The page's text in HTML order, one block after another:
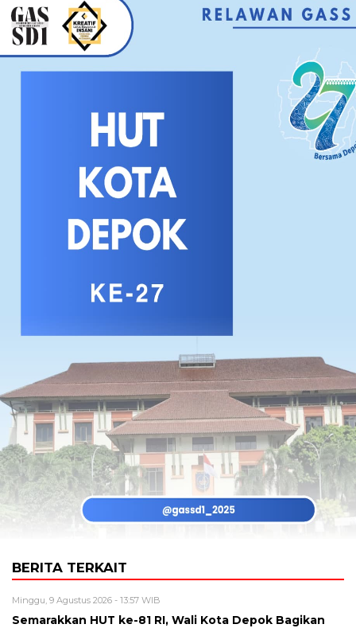
BERITA TERKAIT
Minggu, 9 Agustus 2026 - 13:57 WIB
Semarakkan HUT ke-81 RI, Wali Kota Depok Bagikan